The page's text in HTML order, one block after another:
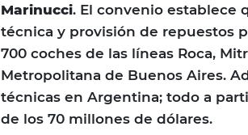
Marinucci. El convenio establece
técnica y provisión de repuestos
700 coches de las líneas Roca,
Metropolitana de Buenos Aires.
técnicas en Argentina; todo a
de los 70 millones de dólares.